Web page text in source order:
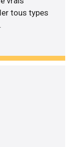
tous types